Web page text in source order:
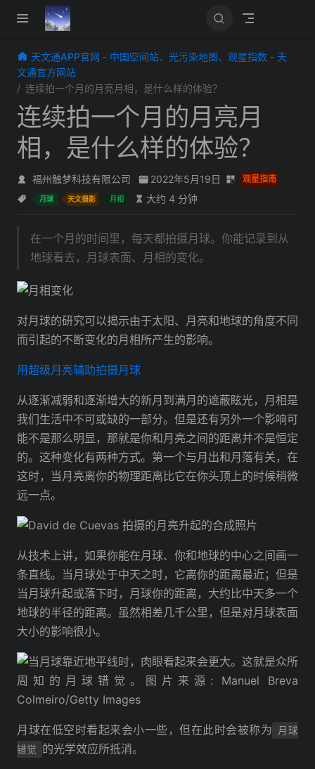
跳至主要內容
天文通APP官网 - 中国空间站、光污染地图、观星指数 - 天
文通官方网站
连续拍一个月的月亮月相，是什么样的体验？
连续拍一个月的月亮月
相，是什么样的体验？
福州触梦科技有限公司 2022年5月19日 观星指南
月球 天文摄影 月相 大约 4 分钟
在一个月的时间里，每天都拍摄月球。你能记录到从
地球看去，月球表面、月相的变化。
对月球的研究可以揭示由于太阳、月亮和地球的角度不同
而引起的不断变化的月相所产生的影响。
用超级月亮辅助拍摄月球
从逐渐减弱和逐渐增大的新月到满月的遮蔽眩光，月相是
我们生活中不可或缺的一部分。但是还有另外一个影响可
能不是那么明显，那就是你和月亮之间的距离并不是恒定
的。这种变化有两种方式。第一个与月出和月落有关，在
这时，当月亮离你的物理距离比它在你头顶上的时候稍微
远一点。
从技术上讲，如果你能在月球、你和地球的中心之间画一
条直线。当月球处于中天之时，它离你的距离最近；但是
当月球升起或落下时，月球你的距离，大约比中天多一个
地球的半径的距离。虽然相差几千公里，但是对月球表面
大小的影响很小。
月球在低空时看起来会小一些，但在此时会被称为
月球
错觉
的光学效应所抵消。